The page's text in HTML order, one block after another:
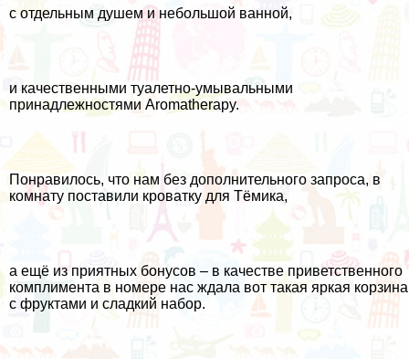
с отдельным душем и небольшой ванной,
и качественными туалетно-умывальными
принадлежностями Aromatherapy.
Понравилось, что нам без дополнительного запроса, в
комнату поставили кроватку для Тёмика,
а ещё из приятных бонусов – в качестве приветственного
комплимента в номере нас ждала вот такая яркая корзина
с фруктами и сладкий набор.